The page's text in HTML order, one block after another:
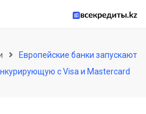
Европейские банки запускают
с Visa и Mastercard